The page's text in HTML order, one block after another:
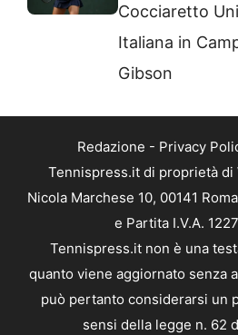
Cocciaretto
Italiana in
Gibson
Redazione - Privacy
Tennispress.it di proprietà di
Nicola Marchese 10, 00141
e Partita I.V.A.
Tennispress.it non è una
quanto viene aggiornato senza
può pertanto considerarsi un
sensi della legge n. 62